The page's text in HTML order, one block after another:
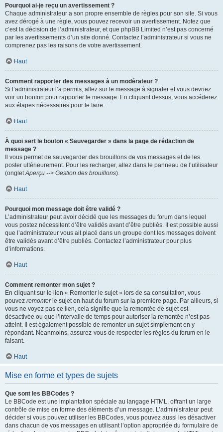
Pourquoi ai-je reçu un avertissement ?
Chaque administrateur a son propre ensemble de règles pour son site. Si vous
avez dérogé à une règle, vous pouvez recevoir un avertissement. Notez que
c’est la décision de l’administrateur, et que phpBB Limited n’est pas concerné
par les avertissements d’un site donné. Contactez l’administrateur si vous ne
comprenez pas les raisons de votre avertissement.
Haut
Comment rapporter des messages à un modérateur ?
Si l’administrateur l’a permis, allez sur le message à signaler et vous devriez
voir un bouton pour rapporter le message. En cliquant dessus, vous accéderez
aux étapes nécessaires pour le faire.
Haut
À quoi sert le bouton « Sauvegarder » dans la page de rédaction de
message ?
Il vous permet de sauvegarder des brouillons de vos messages et de les
poster ultérieurement. Pour les recharger, allez dans le panneau de l’utilisateur
(ongletAperçu --> Gestion des brouillons).
Haut
Pourquoi mon message doit être validé ?
L’administrateur peut avoir décidé que les messages du forum dans lequel
vous postez nécessitent d’être validés avant d’être publiés. Il est possible aussi
que l’administrateur vous ait placé dans un groupe dont les messages doivent
être validés avant d’être publiés. Contactez l’administrateur pour plus
d’informations.
Haut
Comment remonter mon sujet ?
En cliquant sur le lien « Remonter le sujet » lors de sa consultation, vous
pouvez remonterle sujet en haut du forum sur la première page. Par ailleurs, si
vous ne voyez pas ce lien, cela signifie que la remontée de sujet est
désactivée ou que l’intervalle de temps pour autoriser la remontée n’est pas
atteint. Il est également possible de remonter un sujet simplement en y
répondant. Néanmoins, assurez-vous de respecter les règles du forum en le
faisant.
Haut
Mise en forme et types de sujets
Que sont les BBCodes ?
Le BBCode est une implantation spéciale au langage HTML, offrant un large
contrôle de mise en forme des éléments d’un message. L’administrateur peut
décider si vous pouvez utiliser les BBCodes, vous pouvez aussi les désactiver
dans chacun de vos messages en utilisant l’option appropriée du formulaire de